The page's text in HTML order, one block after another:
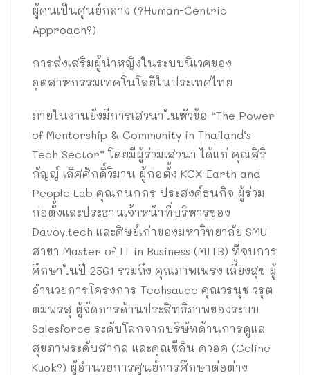
ผู้คนเป็นศูนย์กลาง (?Human-Centric
Approach?)
การส่งเสริมผู้นำหญิงในระบบนิเวศของ
อุตสาหกรรมเทคโนโลยีในประเทศไทย
ภายในงานยังมีการเสวนาในหัวข้อ “The Power
of Mentorship & Community in Thailand’s
Tech Sector” โดยมีผู้ร่วมเสวนา ได้แก่ คุณสิริ
กัญญ์ เลิศศักดิ์วิมาน ผู้ก่อตั้ง KCX Earth and
People Lab คุณกนกกร ประสงค์ธนกิจ ผู้ร่วม
ก่อตั้งและประธานเจ้าหน้าที่บริหารของ
Davoy.tech และศิษย์เก่าของมหาวิทยาลัย SMU
สาขา Master of IT in Business (MITB) ที่จบการ
ศึกษาในปี 2561 รวมถึง คุณภาพเพรง เลี้ยงสุข ผู้
อำนวยการโครงการ Techsauce คุณวรนุช วรุต
ตมพรสุ ผู้จัดการด้านประสิทธิภาพของระบบ
Salesforce ระดับโลกจากบริษัทด้านการดูแล
สุขภาพระดับสากล และคุณซีลิน ควอค (Celine
Kuok?) ผู้อำนวยการศูนย์การศึกษาต่อต่าง